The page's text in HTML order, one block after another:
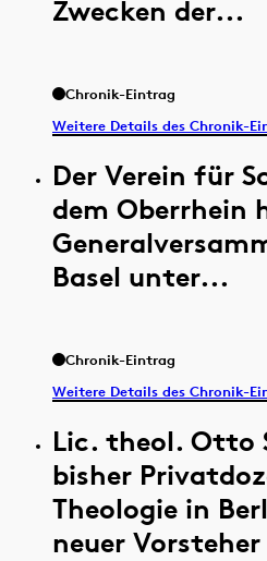
Zwecken der...
Chronik-Eintrag
Weitere Details des Chronik-
Der Verein für
dem Oberrhein
Basel unter...
Chronik-Eintrag
Weitere Details des Chronik-
Lic. theol. Otto
bisher
Theologie in
neuer